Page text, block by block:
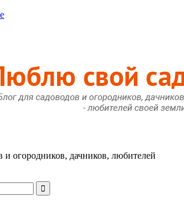
и огородников, дачников, любителей